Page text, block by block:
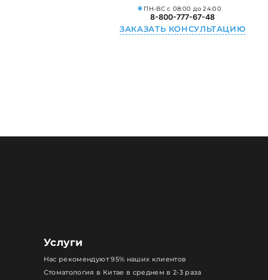
ПН-ВС с 08:00 до 24:00
8-800-777-67-48
ЗАКАЗАТЬ КОНСУЛЬТАЦИЮ
Услуги
Нас рекомендуют 95% наших клиентов
Стоматология в Китае в среднем в 2-3 раза